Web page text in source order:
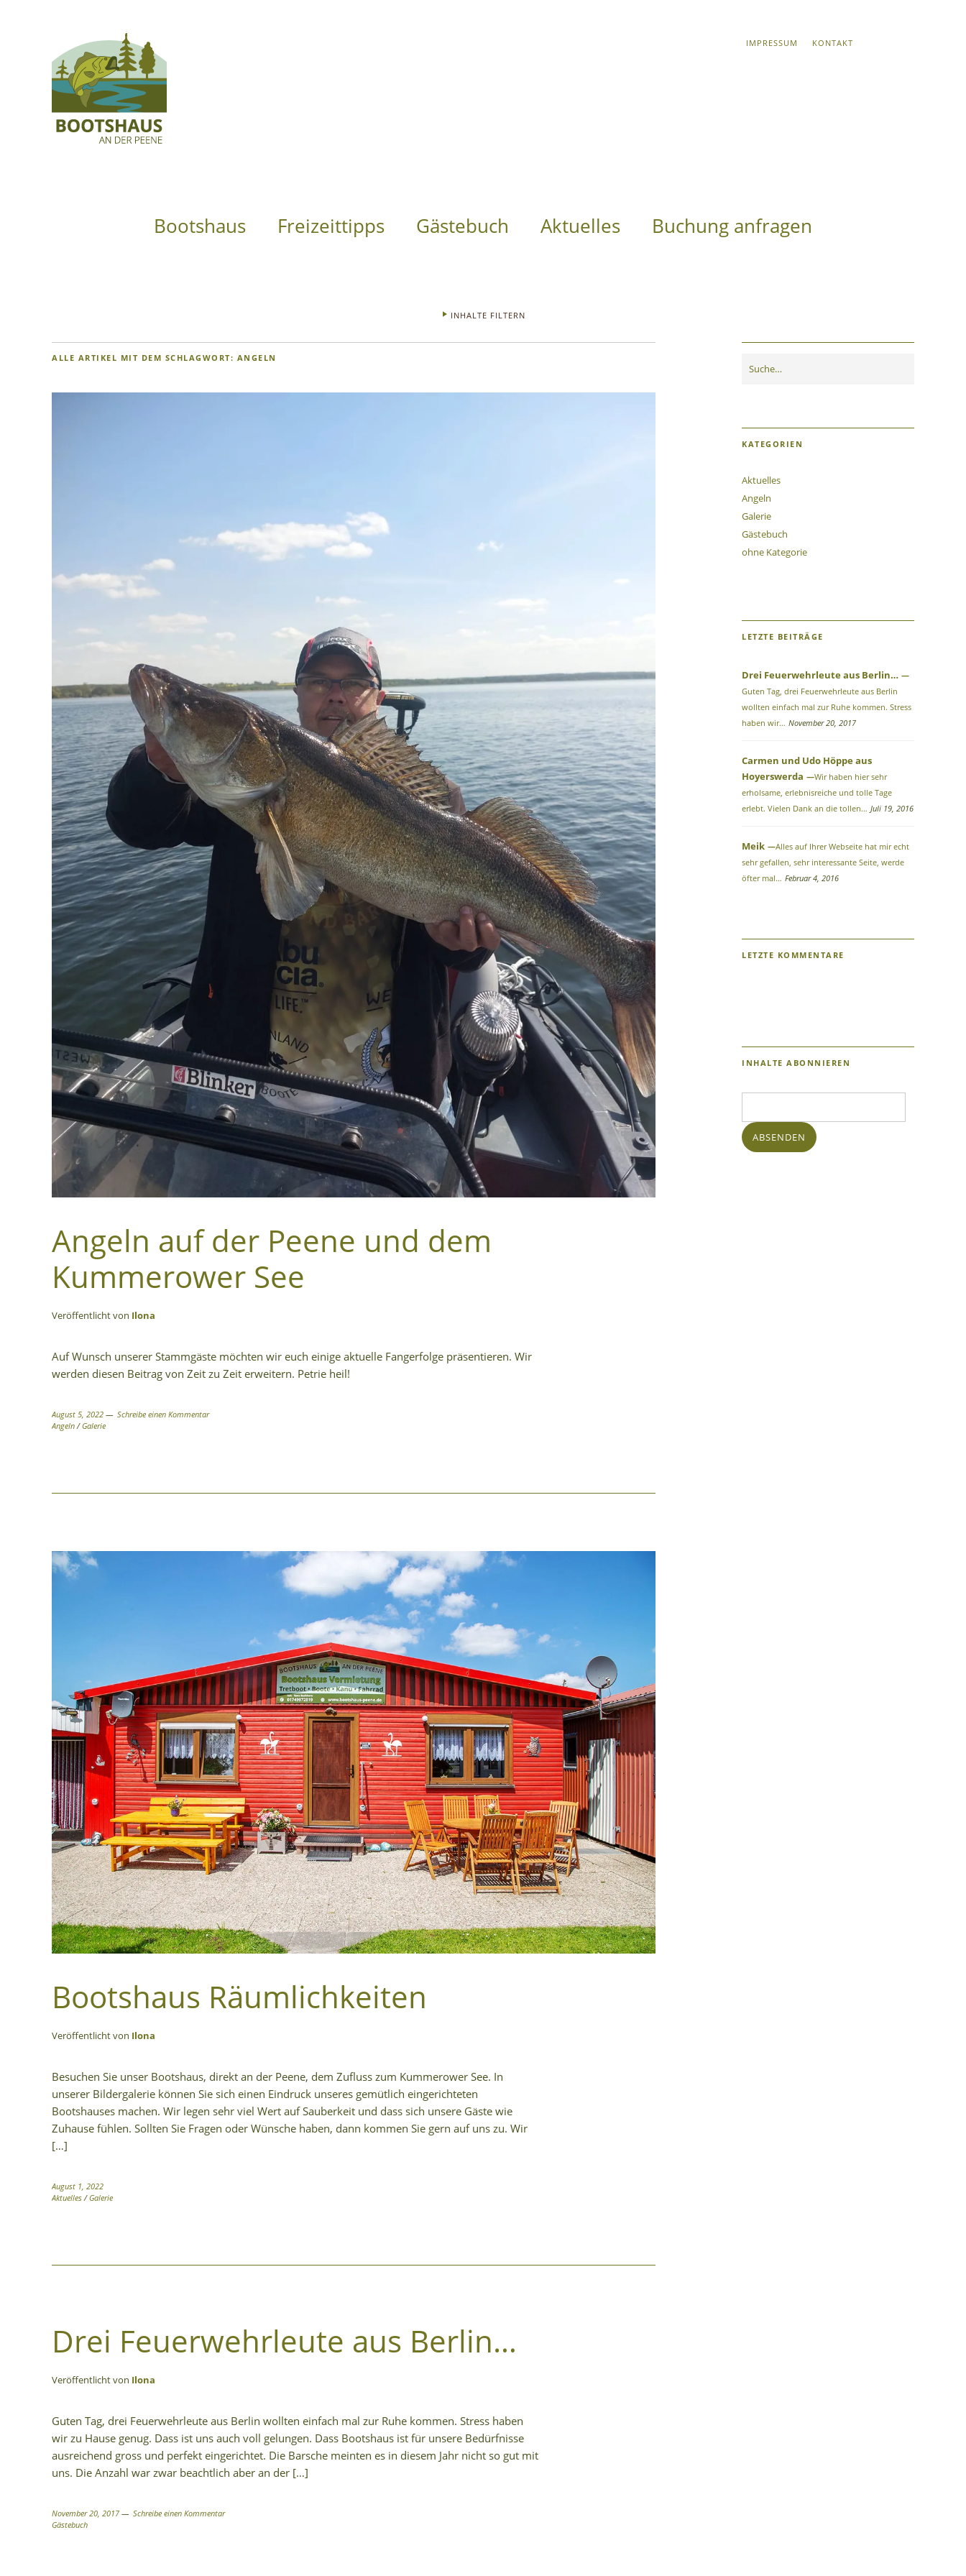
IMPRESSUM KONTAKT
Bootshaus Freizeittipps Gästebuch Aktuelles Buchung anfragen
INHALTE FILTERN
ALLE ARTIKEL MIT DEM SCHLAGWORT: ANGELN
Angeln auf der Peene und dem
Kummerower See
Veröffentlicht von Ilona
Auf Wunsch unserer Stammgäste möchten wir euch einige aktuelle Fangerfolge präsentieren. Wir
werden diesen Beitrag von Zeit zu Zeit erweitern. Petrie heil!
August 5, 2022
Schreibe einen Kommentar
Angeln/Galerie
Bootshaus Räumlichkeiten
Veröffentlicht von Ilona
Besuchen Sie unser Bootshaus, direkt an der Peene, dem Zufluss zum Kummerower See. In
unserer Bildergalerie können Sie sich einen Eindruck unseres gemütlich eingerichteten
Bootshauses machen. Wir legen sehr viel Wert auf Sauberkeit und dass sich unsere Gäste wie
Zuhause fühlen. Sollten Sie Fragen oder Wünsche haben, dann kommen Sie gern auf uns zu. Wir
[…]
August 1, 2022
Aktuelles /Galerie
Drei Feuerwehrleute aus Berlin…
Veröffentlicht von Ilona
Guten Tag, drei Feuerwehrleute aus Berlin wollten einfach mal zur Ruhe kommen. Stress haben
wir zu Hause genug. Dass ist uns auch voll gelungen. Dass Bootshaus ist für unsere Bedürfnisse
ausreichend gross und perfekt eingerichtet. Die Barsche meinten es in diesem Jahr nicht so gut mit
uns. Die Anzahl war zwar beachtlich aber an der […]
November 20, 2017
Schreibe einen Kommentar
Gästebuch
KATEGORIEN
Aktuelles
Angeln
Galerie
Gästebuch
ohne Kategorie
LETZTE BEITRÄGE
Drei Feuerwehrleute aus Berlin…
Guten Tag, drei Feuerwehrleute aus Berlin
wollten einfach mal zur Ruhe kommen. Stress
haben wir… November 20, 2017
Carmen und Udo Höppe aus
Hoyerswerda
Wir haben hier sehr
erholsame, erlebnisreiche und tolle Tage
erlebt. Vielen Dank an die tollen… Juli 19, 2016
Meik
Alles auf Ihrer Webseite hat mir echt
sehr gefallen, sehr interessante Seite, werde
öfter mal… Februar 4, 2016
LETZTE KOMMENTARE
INHALTE ABONNIEREN
Adresse:
ABSENDEN